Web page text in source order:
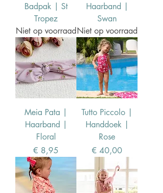
Badpak | St
Tropez
Niet op voorraad
Haarband |
Swan
Niet op voorraad
Meia Pata |
Haarband |
Floral
Prijs
€ 8,95
Tutto Piccolo |
Handdoek |
Rose
Prijs
€ 40,00